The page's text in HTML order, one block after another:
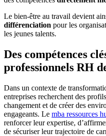
Le bien-être au travail devient
différenciation pour les
les jeunes talents.
Des compétences
professionnels RH
Dans un contexte de
entreprises recherchent des
changement et de créer des
engageants. Le mba ressources
renforcer leur expertise,
de sécuriser leur trajectoire de